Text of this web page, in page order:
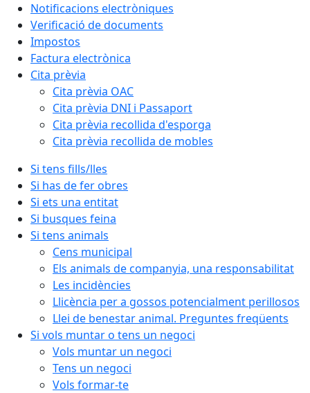
Notificacions electròniques
Verificació de documents
Impostos
Factura electrònica
Cita prèvia
Cita prèvia OAC
Cita prèvia DNI i Passaport
Cita prèvia recollida d'esporga
Cita prèvia recollida de mobles
Si tens fills/lles
Si has de fer obres
Si ets una entitat
Si busques feina
Si tens animals
Cens municipal
Els animals de companyia, una responsabilitat
Les incidències
Llicència per a gossos potencialment perillosos
Llei de benestar animal. Preguntes freqüents
Si vols muntar o tens un negoci
Vols muntar un negoci
Tens un negoci
Vols formar-te